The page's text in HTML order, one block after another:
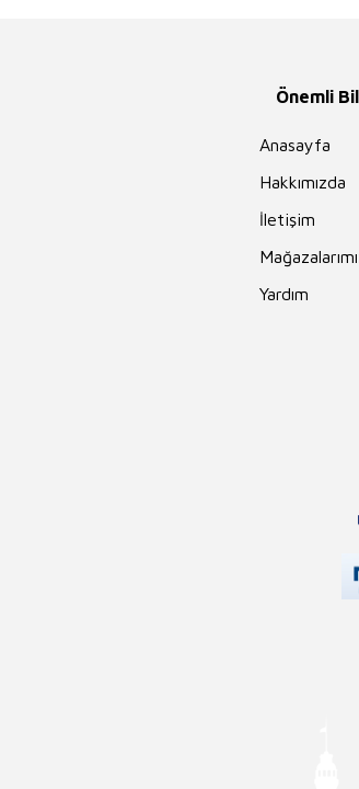
Önemli
Anasayfa
Hakkımızda
İletişim
Yardım